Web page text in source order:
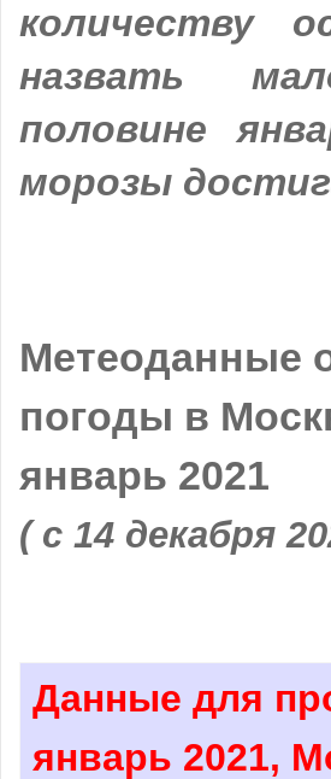
количеству
назвать
половине
морозы
Метеоданные
погоды в
январь 2021
( с 14 декабря
Данные для
январь 2021,